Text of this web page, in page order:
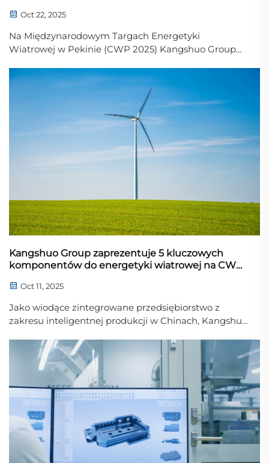
Oct 22, 2025
Na Międzynarodowym Targach Energetyki
Wiatrowej w Pekinie (CWP 2025) Kangshuo Group
precyzyjnego odlewania i inteligentnej produkcji
komponentów do energetyki wiatrowej. Dzięki
wieloletniemu doświadczeniu w dziedzinie
trójwymiarowego druku form piaskowych,
odlewnictwa oraz...
Kangshuo Group zaprezentuje 5 kluczowych
komponentów do energetyki wiatrowej na CWP
Oct 11, 2025
Jako wiodące zintegrowane przedsiębiorstwo z
zakresu inteligentnej produkcji w Chinach, Kangshuo
energetyki wiatrowej na wystawie China Wind Power
2025 (CWP 2025) w Pekinie. Kierując się zasadą
„Niezawodność zaczyna się od..."